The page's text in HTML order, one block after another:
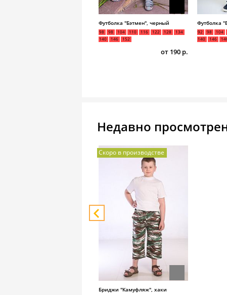
Футболка "Бэтмен", черный
98 98 104 110 116 122 128
134
140
146 152
от 190 р.
Футболка
92 98 104
140
146
Недавно
Скоро в производстве
Бриджи "Камуфляж", хаки